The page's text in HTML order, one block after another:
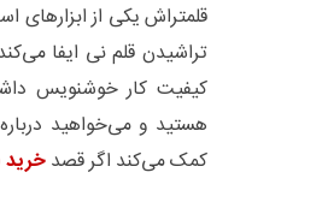
قلمتراش یکی از
تراشیدن قلم نی ایفا
کیفیت کار خوشنویس
هستید و می‌خواهید
کمک می‌کند اگر قصد